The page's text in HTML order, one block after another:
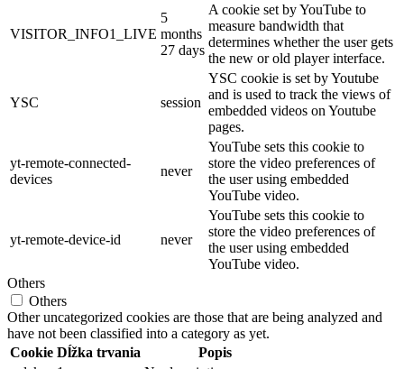
VISITOR_INFO1_LIVE
5
months
27 days
A cookie set by YouTube to
measure bandwidth that
determines whether the user gets
the new or old player interface.
YSC session
YSC cookie is set by Youtube
and is used to track the views of
embedded videos on Youtube
pages.
yt-remote-connected-
devices
never
YouTube sets this cookie to
store the video preferences of
the user using embedded
YouTube video.
yt-remote-device-id never
YouTube sets this cookie to
store the video preferences of
the user using embedded
YouTube video.
Others
Others
Other uncategorized cookies are those that are being analyzed and
have not been classified into a category as yet.
Cookie Dĺžka trvania
Popis